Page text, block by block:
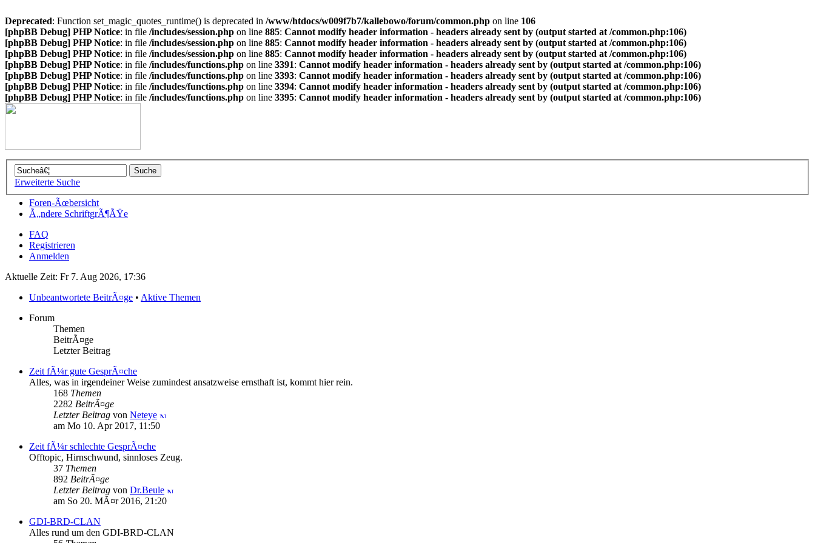
Deprecated: Function set_magic_quotes_runtime() is deprecated in /www/htdocs/w009f7b7/kallebowo/forum/common.php on line 106
[phpBB Debug] PHP Notice: in file /includes/session.php on line 885: Cannot modify header information - headers already sent by (output started at /common.php:106)
[phpBB Debug] PHP Notice: in file /includes/session.php on line 885: Cannot modify header information - headers already sent by (output started at /common.php:106)
[phpBB Debug] PHP Notice: in file /includes/session.php on line 885: Cannot modify header information - headers already sent by (output started at /common.php:106)
[phpBB Debug] PHP Notice: in file /includes/functions.php on line 3391: Cannot modify header information - headers already sent by (output started at /common.php:106)
[phpBB Debug] PHP Notice: in file /includes/functions.php on line 3393: Cannot modify header information - headers already sent by (output started at /common.php:106)
[phpBB Debug] PHP Notice: in file /includes/functions.php on line 3394: Cannot modify header information - headers already sent by (output started at /common.php:106)
[phpBB Debug] PHP Notice: in file /includes/functions.php on line 3395: Cannot modify header information - headers already sent by (output started at /common.php:106)
Erweiterte Suche
Foren-Ãœbersicht
Ã„ndere SchriftgrÃ¶ÃŸe
FAQ
Registrieren
Anmelden
Aktuelle Zeit: Fr 7. Aug 2026, 17:36
Unbeantwortete BeitrÃ¤ge • Aktive Themen
Forum
Themen
BeitrÃ¤ge
Letzter Beitrag
Zeit fÃ¼r gute GesprÃ¤che
Alles, was in irgendeiner Weise zumindest ansatzweise ernsthaft ist, kommt hier rein.
168 Themen
2282 BeitrÃ¤ge
Letzter Beitrag von Neteye
am Mo 10. Apr 2017, 11:50
Zeit fÃ¼r schlechte GesprÃ¤che
Offtopic, Hirnschwund, sinnloses Zeug.
37 Themen
892 BeitrÃ¤ge
Letzter Beitrag von Dr.Beule
am So 20. MÃ¤r 2016, 21:20
GDI-BRD-CLAN
Alles rund um den GDI-BRD-CLAN